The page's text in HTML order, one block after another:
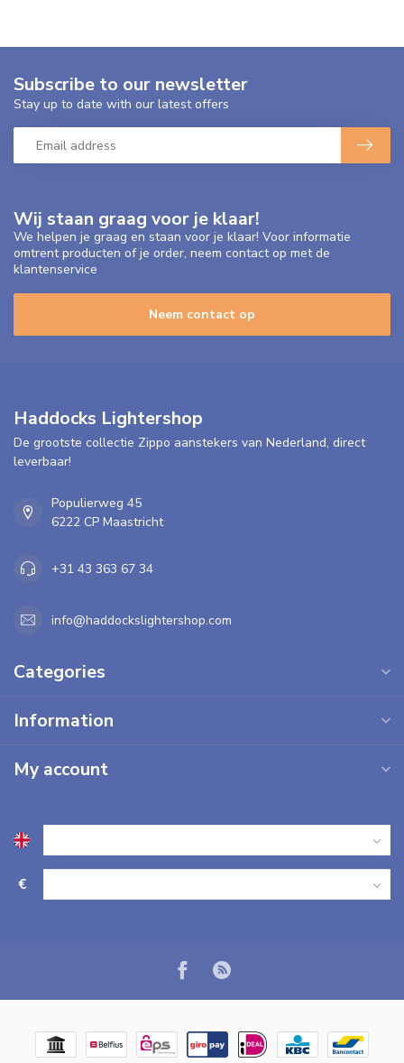
Wij staan graag voor je klaar!
We helpen je graag en staan voor je klaar! Voor informatie
omtrent producten of je order, neem contact op met de
klantenservice
Neem contact op
Subscribe to our newsletter
Stay up to date with our latest offers
Haddocks Lightershop
De grootste collectie Zippo aanstekers van Nederland, direct
leverbaar!
Populierweg 45
6222 CP Maastricht
+31 43 363 67 34
info@haddockslightershop.com
Categories
Information
My account
€